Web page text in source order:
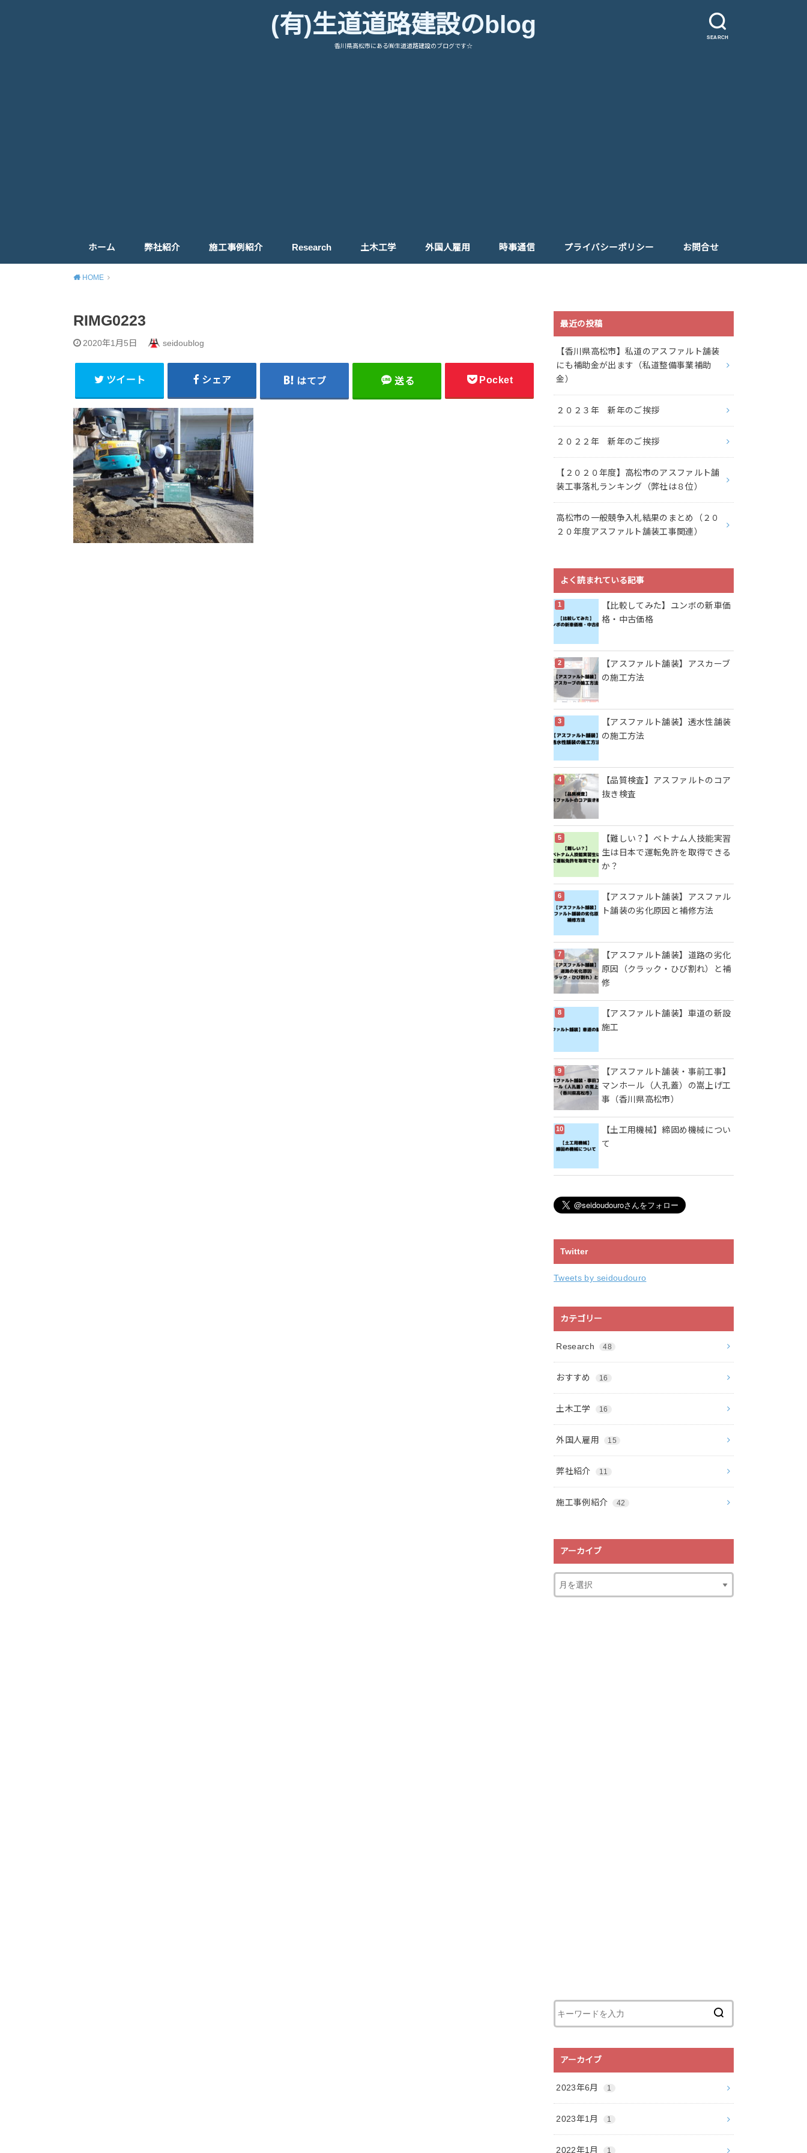
SEARCH
(有)生道道路建設のblog
香川県高松市にある㈲生道道路建設のブログです☆
ホーム 弊社紹介 施工事例紹介 Research 土木工学 外国人雇用 時事通信 プライバシーポリシー お問合せ
HOME
RIMG0223
2020年1月5日 seidoublog
ツイート シェア はてブ 送る Pocket
最近の投稿
【香川県高松市】私道のアスファルト舗装
にも補助金が出ます（私道整備事業補助
金）
２０２３年 新年のご挨拶
２０２２年 新年のご挨拶
【２０２０年度】高松市のアスファルト舗
装工事落札ランキング（弊社は８位）
高松市の一般競争入札結果のまとめ（２０
２０年度アスファルト舗装工事関連）
よく読まれている記事
【比較してみた】ユンボの新車価
格・中古価格
【アスファルト舗装】アスカーブ
の施工方法
【アスファルト舗装】透水性舗装
の施工方法
【品質検査】アスファルトのコア
抜き検査
【難しい？】ベトナム人技能実習
生は日本で運転免許を取得できる
か？
【アスファルト舗装】アスファル
ト舗装の劣化原因と補修方法
【アスファルト舗装】道路の劣化
原因（クラック・ひび割れ）と補
修
【アスファルト舗装】車道の新設
施工
【アスファルト舗装・事前工事】
マンホール（人孔蓋）の嵩上げ工
事（香川県高松市）
【土工用機械】締固め機械につい
て
Twitter
Tweets by seidoudouro
カテゴリー
Research 48
おすすめ 16
土木工学 16
外国人雇用 15
弊社紹介 11
施工事例紹介 42
アーカイブ
アーカイブ
2023年6月 1
2023年1月 1
2022年1月 1